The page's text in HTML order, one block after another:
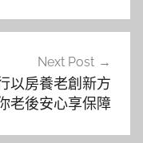
Next Post
以房養老創新方
老後安心享保障